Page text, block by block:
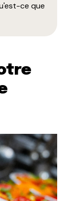
ce que